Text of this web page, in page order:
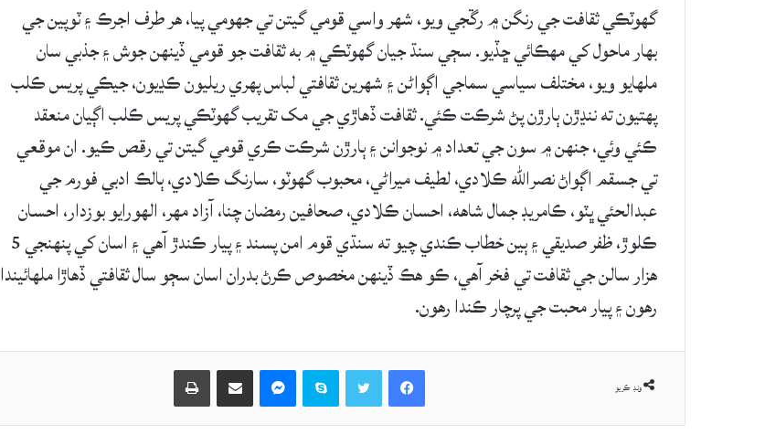
گهوٽڪي ثقافت جي رنگن ۾ رڱجي ويو، شهر واسي قومي گيتن تي جهومي پيا، هر طرف اجرڪ ۽ ٽوپين جي
بهار ماحول کي مهڪائي ڇڏيو. سڄي سنڌ جيان گهوٽڪي ۾ به ثقافت جو قومي ڏينهن جوش ۽ جذبي سان
ملهايو ويو، مختلف سياسي سماجي اڳواڻن ۽ شهرين ثقافتي لباس پهري ريليون ڪڍيون، جيڪي پريس ڪلب
پهتيون ته ننڍڙن ٻارڙن پڻ شرڪت ڪئي. ثقافت ڏهاڙي جي مک تقريب گهوٽڪي پريس ڪلب اڳيان منعقد
ڪئي وئي، جنهن ۾ سون جي تعداد ۾ نوجوانن ۽ ٻارڙن شرڪت ڪري قومي گيتن تي رقص ڪيو. ان موقعي
تي جسقم اڳواڻ نصرالله ڪلادي، لطيف ميراڻي، محبوب گهوٽو، سارنگ ڪلادي، ٻالڪ ادبي فورم جي
عبدالحئي ڀٽو، ڪامريڊ جمال شاھه، احسان ڪلادي، صحافين رمضان چنا، آزاد مهر، الهورايو بوزدار، احسان
ڪلوڙ، ظفر صديقي ۽ ٻين خطاب ڪندي چيو ته سنڌي قوم امن پسند ۽ پيار ڪندڙ آهي ۽ اسان کي پنهنجي 5
هزار سالن جي ثقافت تي فخر آهي، ڪو هڪ ڏينهن مخصوص ڪرڻ بدران اسان سڄو سال ثقافتي ڏهاڙا ملهائيندا
رهون ۽ پيار محبت جي پرچار ڪندا رهون.
ونڊ ڪريو
Facebook
Skype حصيداري ڪريو اي ميل ذريعي